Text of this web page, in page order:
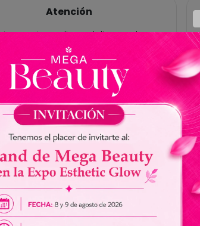
Atención
Las ventas online y delivery solo
están habilitadas para Paraguay, no
tenemos cuentas bancárias en
Brasil.
No somos responsables por envios
de dinero a nuestros vendedores.